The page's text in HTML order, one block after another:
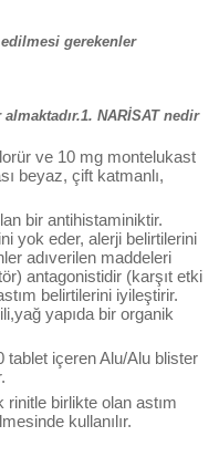
gerekenler
almaktadır.1. NARİSAT nedir
ve 10 mg montelukast
beyaz, çift katmanlı,
bir antihistaminiktir.
yok eder, alerji belirtilerini
adıverilen maddeleri
antagonistidir (karşıt etki
belirtilerini iyileştirir.
yapıda bir organik
tablet içeren Alu/Alu blister
birlikte olan astım
kullanılır.